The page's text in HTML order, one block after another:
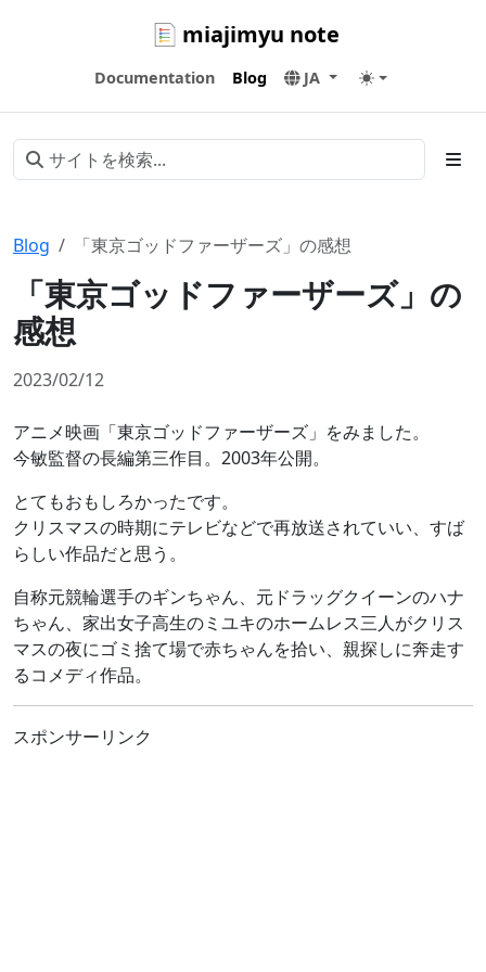
miajimyu note
Documentation Blog JA
Blog 「東京ゴッドファーザーズ」の感想
「東京ゴッドファーザーズ」の
感想
2023/02/12
アニメ映画「東京ゴッドファーザーズ」をみました。
今敏監督の長編第三作目。2003年公開。
とてもおもしろかったです。
クリスマスの時期にテレビなどで再放送されていい、すば
らしい作品だと思う。
自称元競輪選手のギンちゃん、元ドラッグクイーンのハナ
ちゃん、家出女子高生のミユキのホームレス三人がクリス
マスの夜にゴミ捨て場で赤ちゃんを拾い、親探しに奔走す
るコメディ作品。
スポンサーリンク